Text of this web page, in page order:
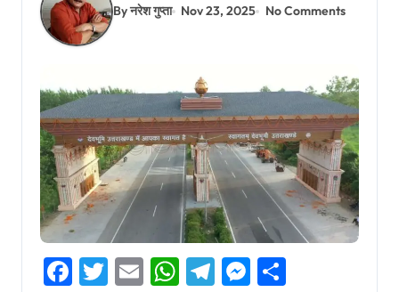
By नरेश गुप्ता Nov 23, 2025 No Comments
Facebook
Twitter
EmailWhatsApp
Telegram
Messenger